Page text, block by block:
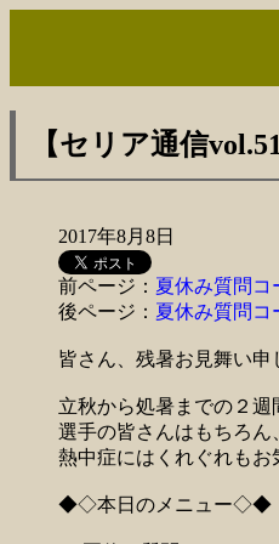
【セリア通信
2017年8月8日
前ページ： 夏休み質問コ
後ページ： 夏休み質問コ
皆さん、残暑お見舞い申
立秋から処暑までの２週
選手の皆さんはもちろん
熱中症にはくれぐれもお
◆◇本日のメニュー◇◆